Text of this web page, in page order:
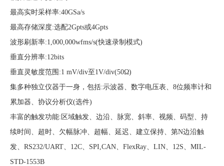
最高实时采样率:40GSa/s
最高存储深度:选配2Gpts或4Gpts
波形刷新率:1,000,000wfms/s(快速录制模式)
垂直分辨率:12bits
垂直灵敏度范围 :1 mV/div至1V/div(50Ω)
集多种独立仪器于一身，包括:示波器、数字电压表、8位频率计和
累加器、协议分析仪(选件)
丰富的触发功能:区域触发、边沿、脉宽、斜率、视频、码型、持
续时间、超时、欠幅脉冲、超幅、延迟、建立保持、第N边沿触
发、RS232/UART、12C、SPI,CAN、FlexRay、LIN、12S、MIL-
STD-1553B